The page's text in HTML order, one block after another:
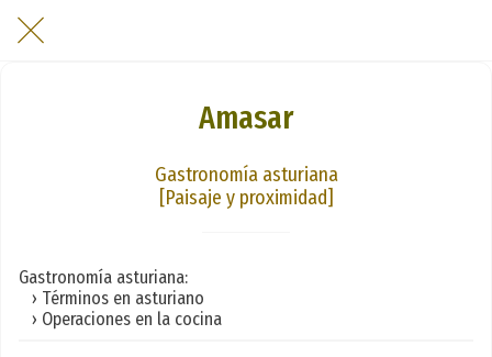
Amasar
Gastronomía asturiana
[Paisaje y proximidad]
Gastronomía asturiana:
› Términos en asturiano
› Operaciones en la cocina